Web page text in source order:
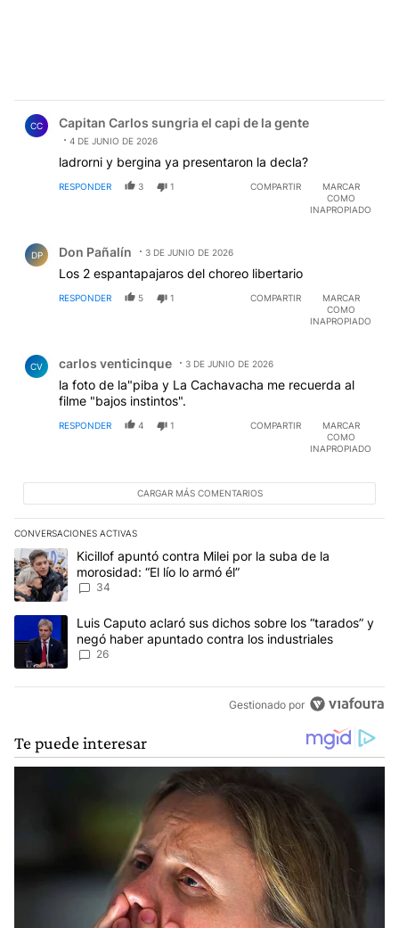
CC Capitan Carlos sungria el capi de la gente
4 DE JUNIO DE 2026
ladrorni y bergina ya presentaron la decla?
RESPONDER 3 1 COMPARTIR
MARCAR
COMO
INAPROPIADO
DP Don Pañalín 3 DE JUNIO DE 2026
Los 2 espantapajaros del choreo libertario
RESPONDER 5 1 COMPARTIR
MARCAR
COMO
INAPROPIADO
CV carlos venticinque 3 DE JUNIO DE 2026
la foto de la"piba y La Cachavacha me recuerda al
filme "bajos instintos".
RESPONDER 4 1 COMPARTIR
MARCAR
COMO
INAPROPIADO
CARGAR MÁS COMENTARIOS
CONVERSACIONES ACTIVAS
Este listado muestra los artículos con más comentarios en los
Un artículo de tendencia con el título "Kicillof apuntó contra Milei
Kicillof apuntó contra Milei por la suba de la
morosidad: “El lío lo armó él”
34
Un artículo de tendencia con el título "Luis Caputo aclaró sus
Luis Caputo aclaró sus dichos sobre los “tarados” y
negó haber apuntado contra los industriales
26
Gestionado por